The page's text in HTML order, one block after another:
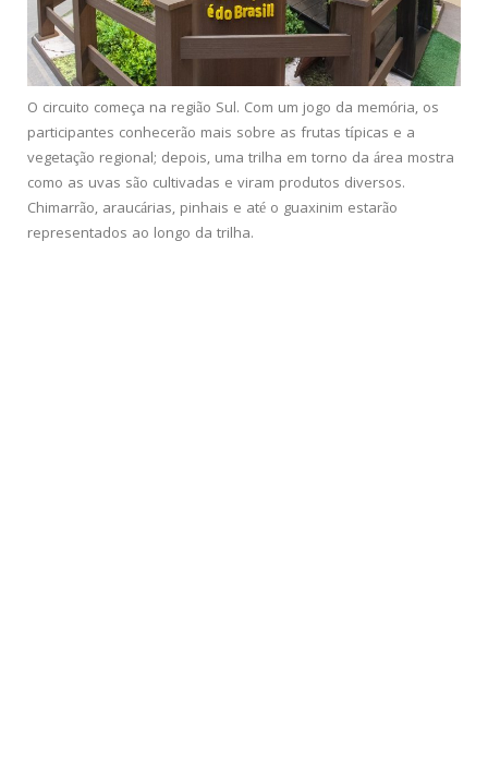
O circuito começa na região Sul. Com um jogo da memória, os
participantes conhecerão mais sobre as frutas típicas e a
vegetação regional; depois, uma trilha em torno da área mostra
como as uvas são cultivadas e viram produtos diversos.
Chimarrão, araucárias, pinhais e até o guaxinim estarão
representados ao longo da trilha.